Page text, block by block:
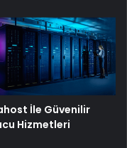
İle Güvenilir
Hizmetleri